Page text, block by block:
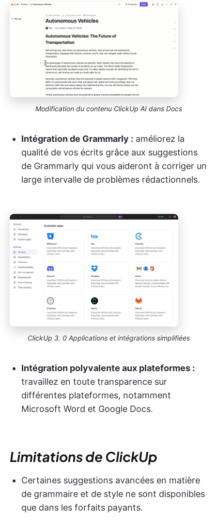
Modification du contenu ClickUp AI dans Docs
Intégration de Grammarly : améliorez la
qualité de vos écrits grâce aux suggestions
de Grammarly qui vous aideront à corriger un
large intervalle de problèmes rédactionnels.
ClickUp 3. 0 Applications et intégrations simplifiées
Intégration polyvalente aux plateformes :
travaillez en toute transparence sur
différentes plateformes, notamment
Microsoft Word et Google Docs.
Limitations de ClickUp
Certaines suggestions avancées en matière
de grammaire et de style ne sont disponibles
que dans les forfaits payants.